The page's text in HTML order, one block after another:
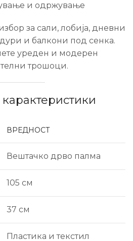
и одржување
за сали, лобија, дневни
и балкони под сенка.
уреден и модерен
трошоци.
ВРЕДНОСТ
Вештачко дрво палма
105 см
37 см
Пластика и текстил